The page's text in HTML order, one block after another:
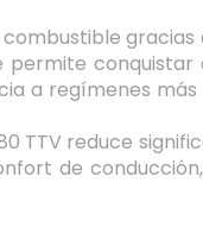
a regímenes
TTV reduce
de